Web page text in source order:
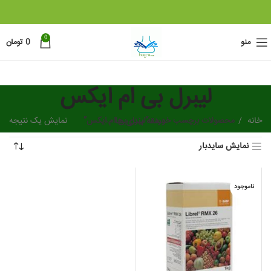
منو 0
0 تومان
لیبرل بی ام ایکس
دسته بندی ها خانه محصولات برچسب خورده “لیبرل بی ام ایکس”
نمایش یک نتیجه
نمایش سایدبار
ناموجود